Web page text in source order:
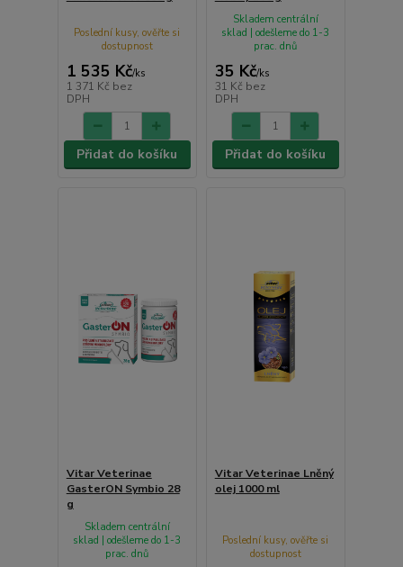
1 535 Kč/ks
1 371 Kč bez
DPH
Poslední kusy, ověřte si
dostupnost
Přidat do košíku
35 Kč/ks
31 Kč bez
DPH
Skladem centrální
sklad | odešleme do 1-3
prac. dnů
Přidat do košíku
Vitar Veterinae
GasterON Symbio 28
g
Skladem centrální
sklad | odešleme do 1-3
prac. dnů
Vitar Veterinae Lněný
olej 1000 ml
Poslední kusy, ověřte si
dostupnost